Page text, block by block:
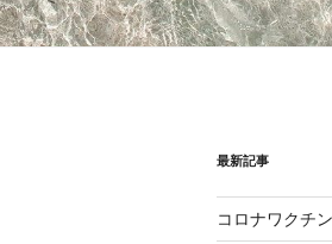
最新記事
コロナワクチ